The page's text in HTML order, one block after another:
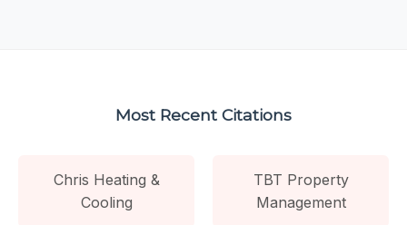
Most Recent Citations
Chris Heating &
Cooling
TBT Property
Management